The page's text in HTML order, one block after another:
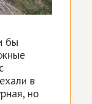
бы
в
но